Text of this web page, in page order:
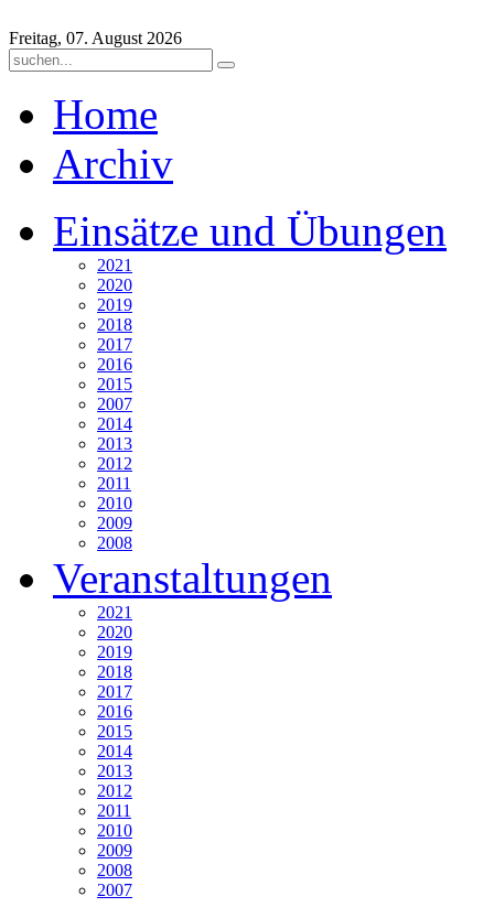
Freitag, 07. August 2026
Home
Archiv
Einsätze und Übungen
2021
2020
2019
2018
2017
2016
2015
2007
2014
2013
2012
2011
2010
2009
2008
Veranstaltungen
2021
2020
2019
2018
2017
2016
2015
2014
2013
2012
2011
2010
2009
2008
2007